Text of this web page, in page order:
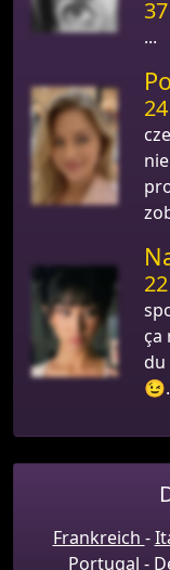
...
ça
du
Frankreich -
Portugal -